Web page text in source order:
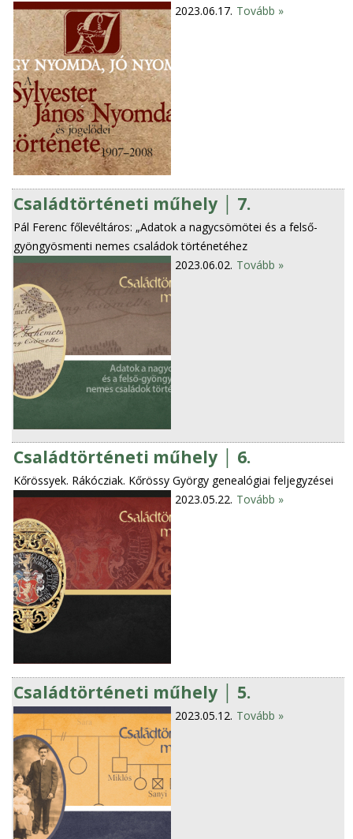
2023.06.17. Tovább »
Családtörténeti műhely │ 7.
Pál Ferenc főlevéltáros: „Adatok a nagycsömötei és a felső-
gyöngyösmenti nemes családok történetéhez
2023.06.02. Tovább »
Családtörténeti műhely │ 6.
Kőrössyek. Rákócziak. Kőrössy György genealógiai feljegyzései
2023.05.22. Tovább »
Családtörténeti műhely │ 5.
2023.05.12. Tovább »